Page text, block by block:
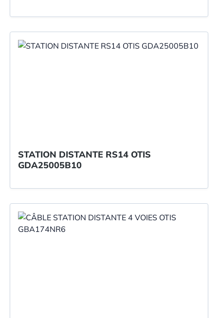
STATION DISTANTE RS14 OTIS
GDA25005B10